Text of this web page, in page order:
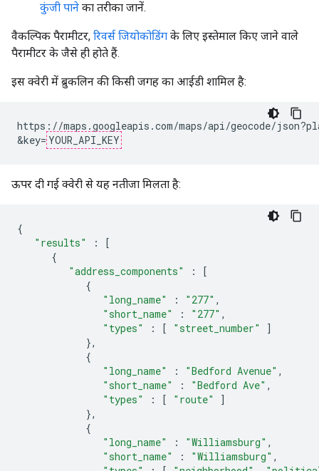
कुंजी पाने का तरीका जानें.
वैकल्पिक पैरामीटर, रिवर्स जियोकोडिंग के लिए इस्तेमाल किए जाने वाले
पैरामीटर के जैसे ही होते हैं.
इस क्वेरी में ब्रुकलिन की किसी जगह का आईडी शामिल है:
https://maps.googleapis.com/maps/api/geocode/
&key= YOUR_API_KEY
ऊपर दी गई क्वेरी से यह नतीजा मिलता है:
{
"results"
:
[
{
"address_components"
:
[
{
"long_name"
: "277" ,
"short_name"
: "277" ,
"types"
: [ "street_number"
]
},
{
"long_name"
: "Bedford Avenue" ,
"short_name"
: "Bedford Ave" ,
"types"
: [ "route"
]
},
{
"long_name"
: "Williamsburg" ,
"short_name"
: "Williamsburg" ,